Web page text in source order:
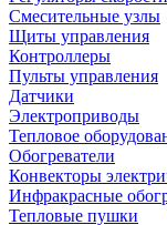
Смесительные узлы
Щиты управления
Контроллеры
Пульты управления
Датчики
Электроприводы
Тепловое
Обогреватели
Конвекторы
Инфракрасные
Тепловые пушки